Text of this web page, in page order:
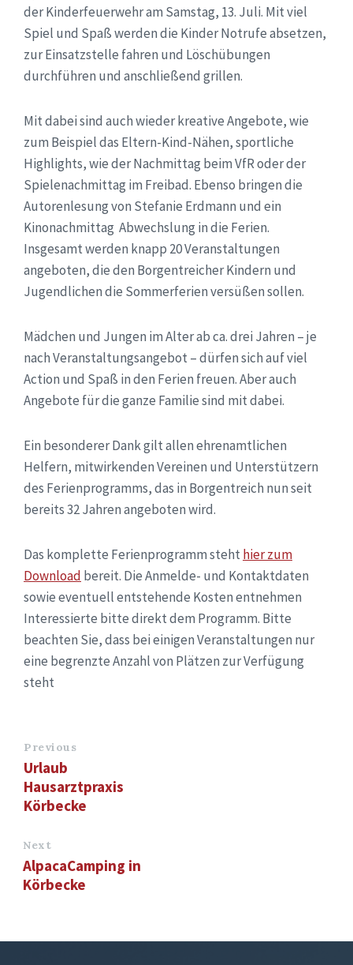
der Kinderfeuerwehr am Samstag, 13. Juli. Mit viel
Spiel und Spaß werden die Kinder Notrufe absetzen,
zur Einsatzstelle fahren und Löschübungen
durchführen und anschließend grillen.
Mit dabei sind auch wieder kreative Angebote, wie
zum Beispiel das Eltern-Kind-Nähen, sportliche
Highlights, wie der Nachmittag beim VfR oder der
Spielenachmittag im Freibad. Ebenso bringen die
Autorenlesung von Stefanie Erdmann und ein
Kinonachmittag Abwechslung in die Ferien.
Insgesamt werden knapp 20 Veranstaltungen
angeboten, die den Borgentreicher Kindern und
Jugendlichen die Sommerferien versüßen sollen.
Mädchen und Jungen im Alter ab ca. drei Jahren – je
nach Veranstaltungsangebot – dürfen sich auf viel
Action und Spaß in den Ferien freuen. Aber auch
Angebote für die ganze Familie sind mit dabei.
Ein besonderer Dank gilt allen ehrenamtlichen
Helfern, mitwirkenden Vereinen und Unterstützern
des Ferienprogramms, das in Borgentreich nun seit
bereits 32 Jahren angeboten wird.
Das komplette Ferienprogramm steht hier zum
Download bereit. Die Anmelde- und Kontaktdaten
sowie eventuell entstehende Kosten entnehmen
Interessierte bitte direkt dem Programm. Bitte
beachten Sie, dass bei einigen Veranstaltungen nur
eine begrenzte Anzahl von Plätzen zur Verfügung
steht
Previous
Urlaub
Hausarztpraxis
Körbecke
Next
AlpacaCamping in
Körbecke